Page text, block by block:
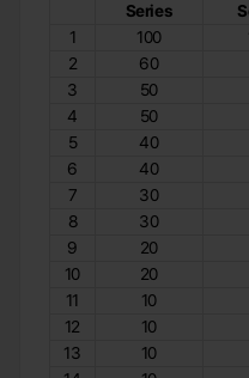
Series
1
100
2
60
3
50
4
50
5
40
6
40
7
30
8
30
9
20
10
20
11
10
12
10
13
10